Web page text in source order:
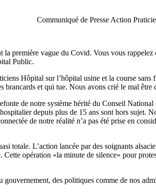
Communiqué de Presse Action
la première vague du Covid. Vous vous
Public.
Hôpital sur l’hôpital usine et la course
brancards et qui tue. Nous avons crié le mal
de notre système hérité du Conseil
depuis plus de 15 ans sont hors sujet.
de notre réalité n’a pas été prise en
totale. L’action lancée par des soignants
opération «la minute de silence» pour
des politiques comme de nos